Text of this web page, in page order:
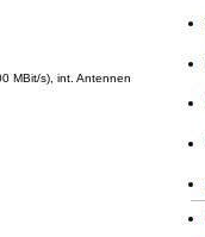
MBit/s), int. Antennen